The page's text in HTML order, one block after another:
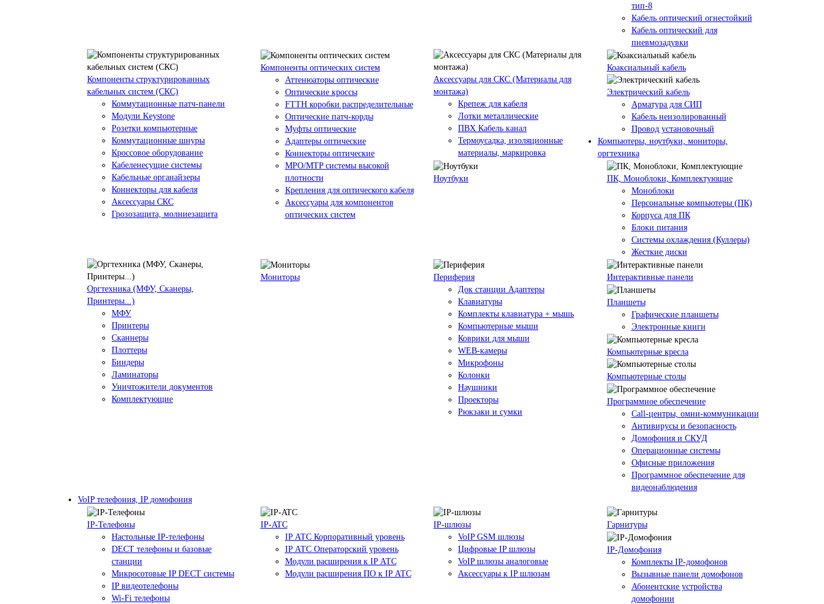
тип-8
Кабель оптический огнестойкий
Кабель оптический для
пневмозадувки
Компоненты структурированных
кабельных систем (СКС)
Коммутационные патч-панели
Модули Keystone
Розетки компьютерные
Коммутационные шнуры
Кроссовое оборудование
Кабеленесущие системы
Кабельные органайзеры
Коннекторы для кабеля
Аксессуары СКС
Грозозащита, молниезащита
Компоненты оптических систем
Аттенюаторы оптические
Оптические кроссы
FTTH коробки распределительные
Оптические патч-корды
Муфты оптические
Адаптеры оптические
Коннекторы оптические
MPO/MTP системы высокой
плотности
Крепления для оптического кабеля
Аксессуары для компонентов
оптических систем
Аксессуары для СКС (Материалы для
монтажа)
Крепеж для кабеля
Лотки металлические
ПВХ Кабель канал
Термоусадка, изоляционные
материалы, маркировка
Коаксиальный кабель
Электрический кабель
Арматура для СИП
Кабель неизолированный
Провод установочный
Компьютеры, ноутбуки, мониторы,
оргтехника
Ноутбуки
ПК, Моноблоки, Комплектующие
Моноблоки
Персональные компьютеры (ПК)
Корпуса для ПК
Блоки питания
Системы охлаждения (Куллеры)
Жесткие диски
Оргтехника (МФУ, Сканеры,
Принтеры...)
МФУ
Принтеры
Сканнеры
Плоттеры
Биндеры
Ламинаторы
Уничтожители документов
Комплектующие
Мониторы
Периферия
Док станции Адаптеры
Клавиатуры
Комплекты клавиатура + мышь
Компьютерные мыши
Коврики для мыши
WEB-камеры
Микрофоны
Колонки
Наушники
Проекторы
Рюкзаки и сумки
Интерактивные панели
Планшеты
Графические планшеты
Электронные книги
Компьютерные кресла
Компьютерные столы
Программное обеспечение
Call-центры, омни-коммуникации
Антивирусы и безопасность
Домофония и СКУД
Операционные системы
Офисные приложения
Программное обеспечение для
видеонаблюдения
VoIP телефония, IP домофония
IP-Телефоны
Настольные IP-телефоны
DECT телефоны и базовые
станции
Микросотовые IP DECT системы
IP видеотелефоны
Wi-Fi телефоны
IP-ATC
IP АТС Корпоративный уровень
IP АТС Операторский уровень
Модули расширения к IP АТС
Модули расширения ПО к IP АТС
IP-шлюзы
VoIP GSM шлюзы
Цифровые IP шлюзы
VoIP шлюзы аналоговые
Аксессуары к IP шлюзам
Гарнитуры
IP-Домофония
Комплекты IP-домофонов
Вызывные панели домофонов
Абонентские устройства
домофонии